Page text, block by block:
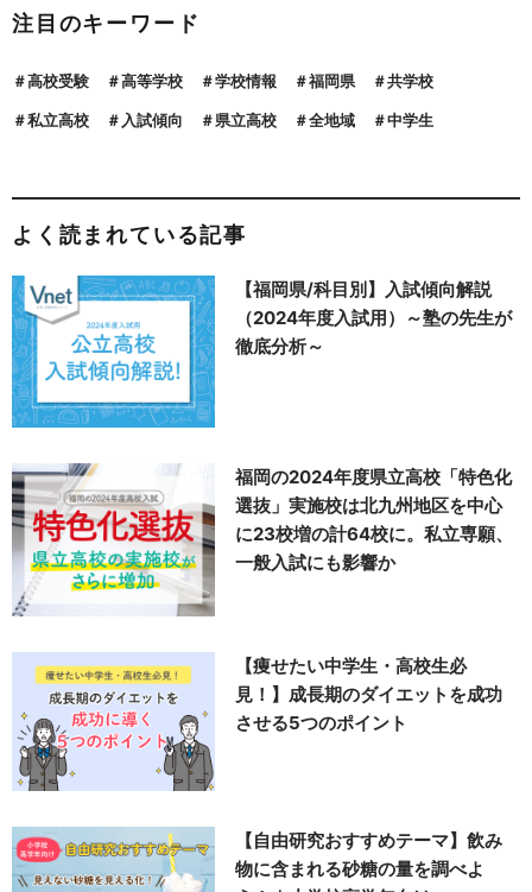
注目のキーワード
高校受験 高等学校 学校情報 福岡県 共学校
私立高校 入試傾向 県立高校 全地域 中学生
よく読まれている記事
【福岡県/科目別】入試傾向解説
（2024年度入試用）～塾の先生が
徹底分析～
福岡の2024年度県立高校「特色化
選抜」実施校は北九州地区を中心
に23校増の計64校に。私立専願、
一般入試にも影響か
【痩せたい中学生・高校生必
見！】成長期のダイエットを成功
させる5つのポイント
【自由研究おすすめテーマ】飲み
物に含まれる砂糖の量を調べよ